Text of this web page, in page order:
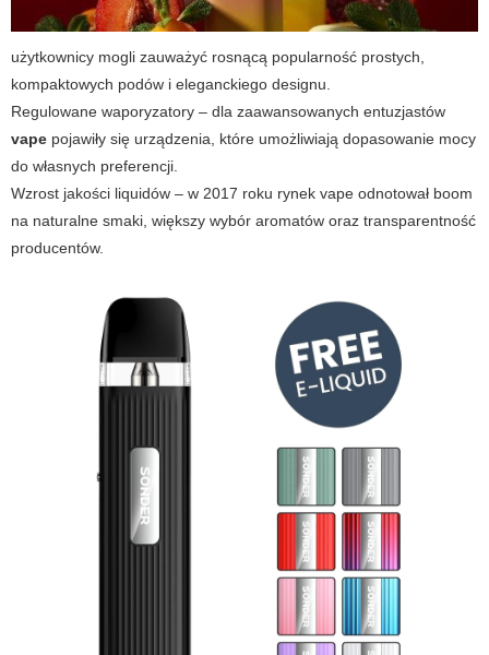
użytkownicy mogli zauważyć rosnącą popularność prostych,
kompaktowych podów i eleganckiego designu.
Regulowane waporyzatory – dla zaawansowanych entuzjastów
vape pojawiły się urządzenia, które umożliwiają dopasowanie mocy
do własnych preferencji.
Wzrost jakości liquidów – w 2017 roku rynek vape odnotował boom
na naturalne smaki, większy wybór aromatów oraz transparentność
producentów.